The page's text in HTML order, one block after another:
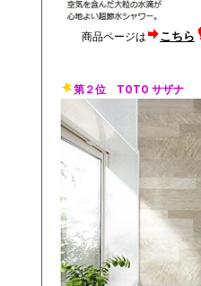
商品ページは こちら
第２位 TOTO サザナ